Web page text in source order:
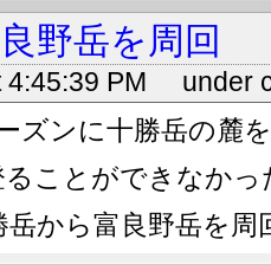
野岳を周回
4:45:39 PM under
ズンに十勝岳の麓
ことができなか
岳から富良野岳を